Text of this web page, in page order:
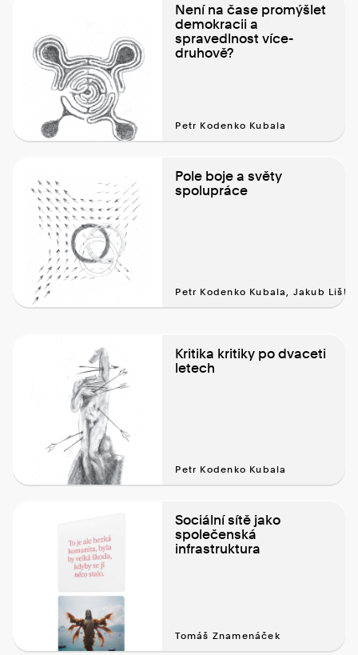
Není na čase promýšlet
demokracii a
spravedlnost více-
druhově?
Petr Kodenko Kubala
Pole boje a světy
spolupráce
Petr Kodenko Kubala, Jakub Liška
Kritika kritiky po dvaceti
letech
Petr Kodenko Kubala
Sociální sítě jako
společenská
infrastruktura
Tomáš Znamenáček